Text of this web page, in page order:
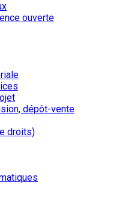
ouverte
dépôt-vente
droits)